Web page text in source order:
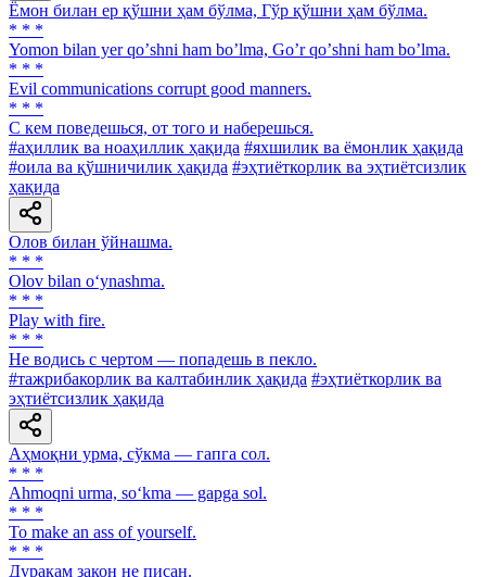
Ёмон билан ер қўшни ҳам бўлма, Гўр қўшни ҳам бўлма.
* * *
Yomon bilan yer qoʼshni ham boʼlma, Goʼr qoʼshni ham boʼlma.
* * *
Evil communications corrupt good manners.
* * *
С кем поведешься, от того и наберешься.
#аҳиллик ва ноаҳиллик ҳақида #яхшилик ва ёмонлик ҳақида
#оила ва қўшничилик ҳақида #эҳтиёткорлик ва эҳтиётсизлик
ҳақида
Олов билан ўйнашма.
* * *
Olov bilan o‘ynashma.
* * *
Play with fire.
* * *
He водись с чертом — попадешь в пекло.
#тажрибакорлик ва калтабинлик ҳақида #эҳтиёткорлик ва
эҳтиётсизлик ҳақида
Аҳмоқни урма, сўкма — гапга сол.
* * *
Ahmoqni urma, so‘kma — gapga sol.
* * *
To make an ass of yourself.
* * *
Дуракам закон не писан.